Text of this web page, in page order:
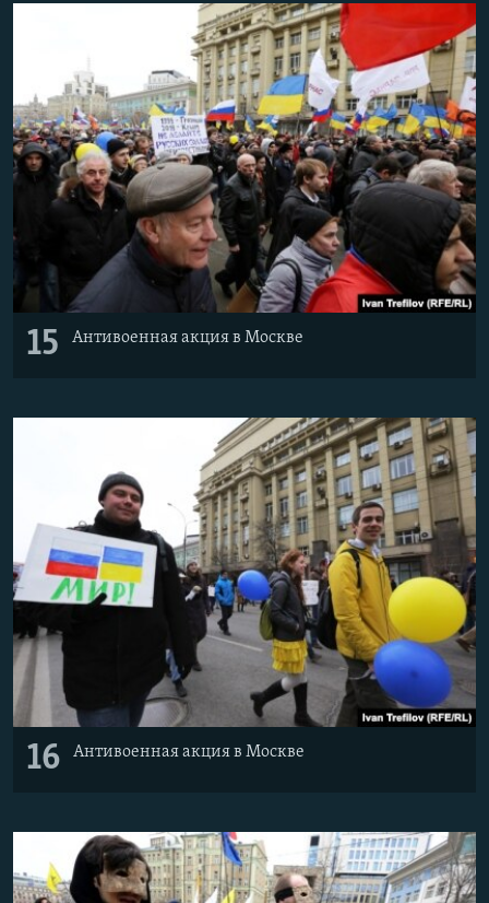
15 Антивоенная акция в Москве
16 Антивоенная акция в Москве